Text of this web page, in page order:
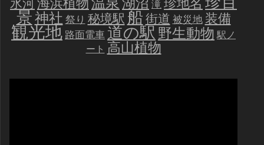
滝
景神社 祭り 秘境駅船街道 被災地 装備
観光地 路面電車道の駅野生動物 駅ノ
ート 高山植物